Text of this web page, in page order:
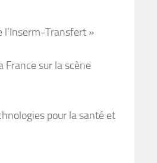
l’Inserm-Transfert »
France sur la scène
pour la santé et